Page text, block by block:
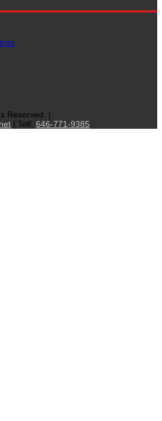
Reserved. |
| Telf. 646-771-9385